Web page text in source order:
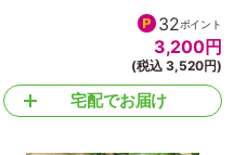
32ポイント
3,200円
(税込 3,520円)
宅配でお届け